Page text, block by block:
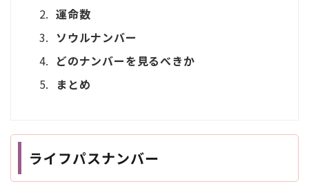
運命数
ソウルナンバー
どのナンバーを見るべきか
まとめ
ライフパスナンバー